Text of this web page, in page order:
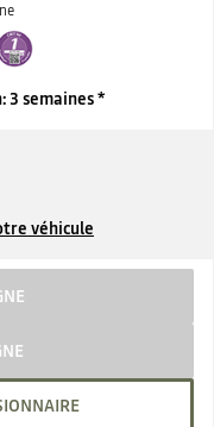
3 semaines *
véhicule